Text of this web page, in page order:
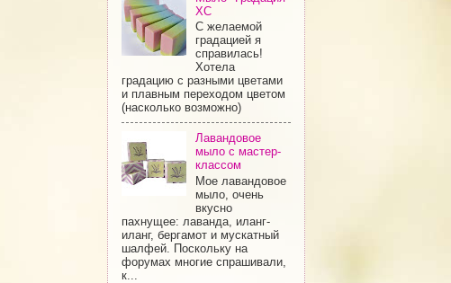
ХС
С желаемой
градацией я
справилась!
Хотела
градацию с разными цветами
и плавным переходом цветом
(насколько возможно)
Лавандовое
мыло с мастер-
классом
Мое лавандовое
мыло, очень
вкусно
пахнущее: лаванда, иланг-
иланг, бергамот и мускатный
шалфей. Поскольку на
форумах многие спрашивали,
к...